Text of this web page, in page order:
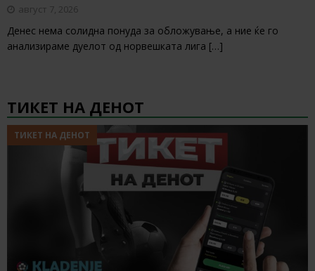
август 7, 2026
Денес нема солидна понуда за обложување, а ние ќе го
анализираме дуелот од норвешката лига […]
ТИКЕТ НА ДЕНОТ
ТИКЕТ НА ДЕНОТ